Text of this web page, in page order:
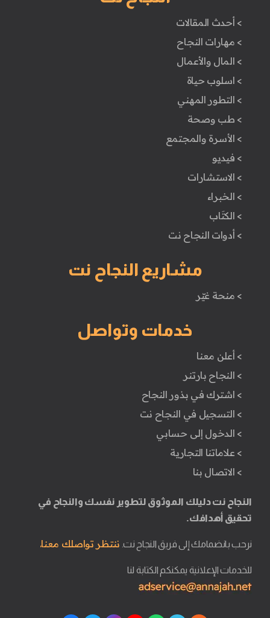
> أحدث المقالات
> مهارات النجاح
> المال والأعمال
> اسلوب حياة
> التطور المهني
> طب وصحة
> الأسرة والمجتمع
> فيديو
> الاستشارات
> الخبراء
> الكتَاب
> أدوات النجاح نت
مشاريع النجاح نت
> منحة غيّر
خدمات وتواصل
> أعلن معنا
> النجاح بارتنر
> اشترك في بذور النجاح
> التسجيل في النجاح نت
> الدخول إلى حسابي
> علاماتنا التجارية
> الاتصال بنا
النجاح نت دليلك الموثوق لتطوير نفسك والنجاح في
تحقيق أهدافك.
نرحب بانضمامك إلى فريق النجاح نت. ننتظر تواصلك معنا.
للخدمات الإعلانية يمكنكم الكتابة لنا